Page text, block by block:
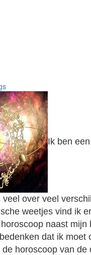
Ik ben
veel over veel
weetjes vind ik
naast mijn
dat ik moet
de horoscoop van